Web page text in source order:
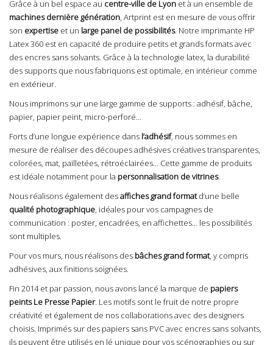
Grâce à un bel espace au centre-ville de Lyon et à un ensemble de
machines dernière génération, Artprint est en mesure de vous offrir
son expertise et un large panel de possibilités. Notre imprimante HP
Latex 360 est en capacité de produire petits et grands formats avec
des encres sans solvants. Grâce à la technologie latex, la durabilité
des supports que nous fabriquons est optimale, en intérieur comme
en extérieur.
Nous imprimons sur une large gamme de supports : adhésif, bâche,
papier, papier peint, micro-perforé…
Forts d’une longue expérience dans l’adhésif, nous sommes en
mesure de réaliser des découpes adhésives créatives transparentes,
colorées, mat, pailletées, rétroéclairées… Cette gamme de produits
est idéale notamment pour la personnalisation de vitrines.
Nous réalisons également desaffiches grand formatd’une belle
qualité photographique, idéales pour vos campagnes de
communication : poster, encadrées, en affichettes… les possibilités
sont multiples.
Pour vos murs, nous réalisons des bâches grand format, y compris
adhésives, aux finitions soignées.
Fin 2014 et par passion, nous avons lancé la marque de papiers
peintsLe Presse Papier. Les motifs sont le fruit de notre propre
créativité et également de nos collaborations avec des designers
choisis. Imprimés sur des papiers sans PVC avec encres sans solvants,
ils peuvent être utilisés en lé unique pour vos scénographies ou sur